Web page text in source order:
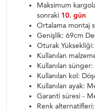
Maksimum
sonraki 10. gün
Ortalama montaj
Genişlik: 69cm
Oturak Yüksekliği:
Kullanılan
Kullanılan
Kullanılan kol:
Kullanılan ayak:
Garanti süresi -
Renk alternatifleri: